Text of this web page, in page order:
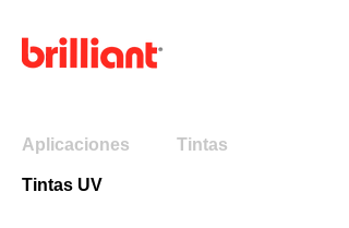
Aplicaciones Tintas
Tintas UV